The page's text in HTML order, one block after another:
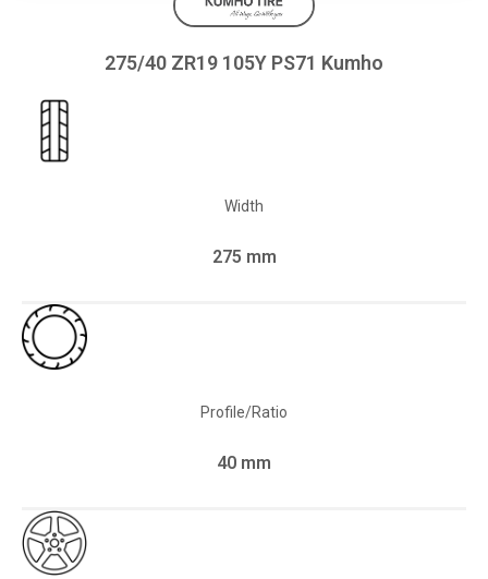
275/40 ZR19 105Y PS71 Kumho
Width
275 mm
Profile/Ratio
40 mm